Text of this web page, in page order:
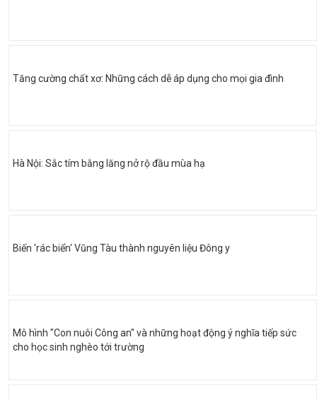
Tăng cường chất xơ: Những cách dễ áp dụng cho mọi gia đình
Hà Nội: Sắc tím bằng lăng nở rộ đầu mùa hạ
Biến 'rác biển' Vũng Tàu thành nguyên liệu Đông y
Mô hình "Con nuôi Công an" và những hoạt động ý nghĩa tiếp sức
cho học sinh nghèo tới trường